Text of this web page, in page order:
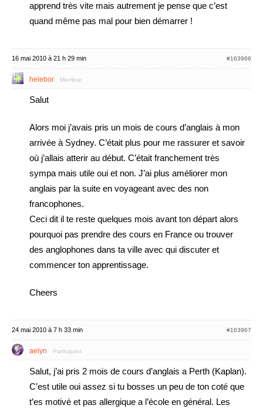
apprend très vite mais autrement je pense que c’est
quand même pas mal pour bien démarrer !
16 mai 2010 à 21 h 29 min #163966
helebor Membre
Salut
Alors moi j’avais pris un mois de cours d’anglais à mon
arrivée à Sydney. C’était plus pour me rassurer et savoir
où j’allais atterir au début. C’était franchement très
sympa mais utile oui et non. J’ai plus améliorer mon
anglais par la suite en voyageant avec des non
francophones.
Ceci dit il te reste quelques mois avant ton départ alors
pourquoi pas prendre des cours en France ou trouver
des anglophones dans ta ville avec qui discuter et
commencer ton apprentissage.
Cheers
24 mai 2010 à 7 h 33 min #163967
aelyn Participant
Salut, j’ai pris 2 mois de cours d’anglais a Perth (Kaplan).
C’est utile oui assez si tu bosses un peu de ton coté que
t’es motivé et pas allergique a l’école en général. Les